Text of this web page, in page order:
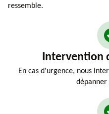
ressemble.
Intervention
En cas d'urgence, nous
dépanner